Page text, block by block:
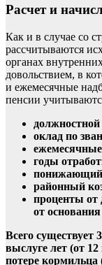
Расчет и
Как и в случае со
рассчитываются
органах
довольствием, в
и ежемесячные
пенсии
должностной
оклад по
годы
понижающий
районный
проценты от
от
Всего существует
выслуге лет (от
потере